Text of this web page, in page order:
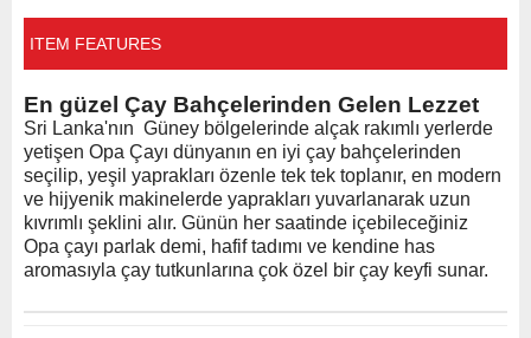
ITEM FEATURES
En güzel Çay Bahçelerinden Gelen Lezzet
Sri Lanka'nın Güney bölgelerinde alçak rakımlı yerlerde
yetişen Opa Çayı dünyanın en iyi çay bahçelerinden
seçilip, yeşil yaprakları özenle tek tek toplanır, en modern
ve hijyenik makinelerde yaprakları yuvarlanarak uzun
kıvrımlı şeklini alır. Günün her saatinde içebileceğiniz
Opa çayı parlak demi, hafif tadımı ve kendine has
aromasıyla çay tutkunlarına çok özel bir çay keyfi sunar.